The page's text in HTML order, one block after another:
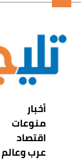
أخبار
منوعات
اقتصاد
عرب وعالم